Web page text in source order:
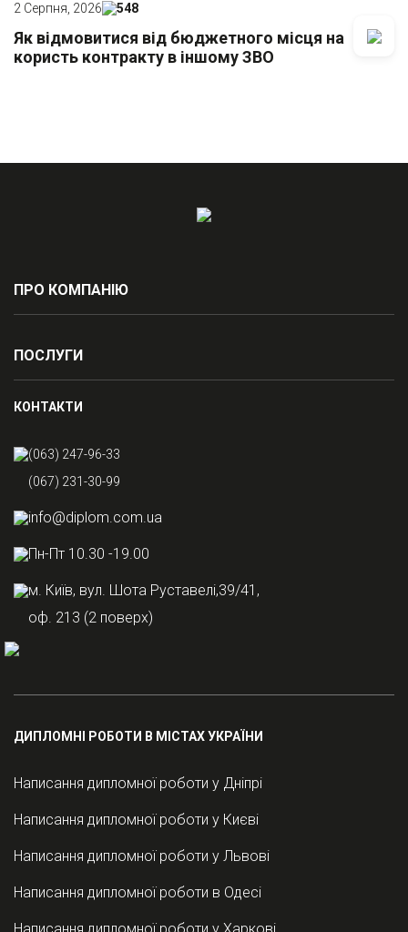
2 Серпня, 2026 548
Як відмовитися від бюджетного місця на
користь контракту в іншому ЗВО
ПРО КОМПАНІЮ
ПОСЛУГИ
КОНТАКТИ
(063) 247-96-33
(067) 231-30-99
info@diplom.com.ua
Пн-Пт 10.30 -19.00
м. Київ, вул. Шота Руставелі,39/41,
оф. 213 (2 поверх)
ДИПЛОМНІ РОБОТИ В МІСТАХ УКРАЇНИ
Написання дипломної роботи у Дніпрі
Написання дипломної роботи у Києві
Написання дипломної роботи у Львові
Написання дипломної роботи в Одесі